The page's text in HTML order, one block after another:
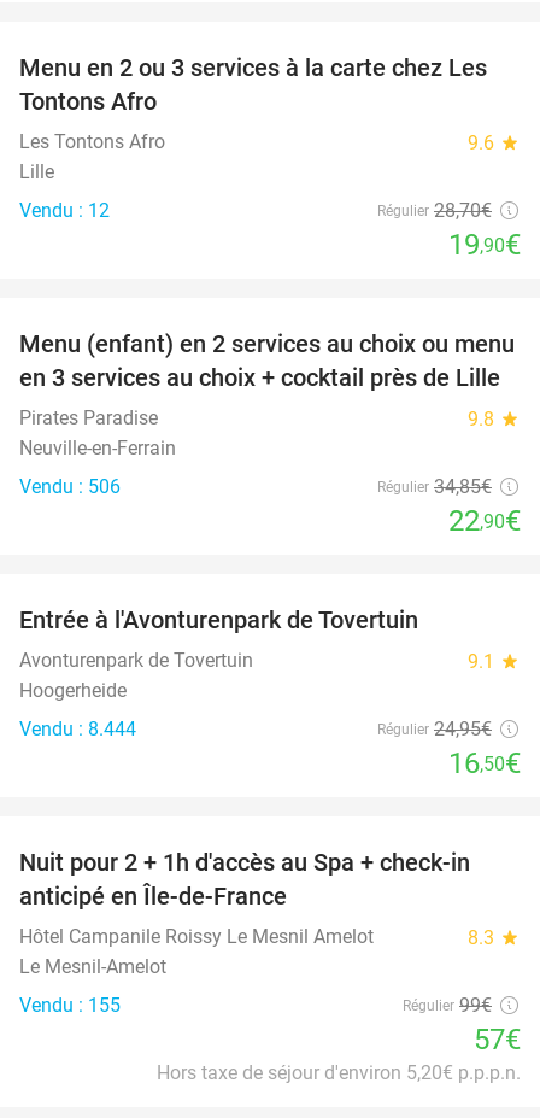
31%
Menu en 2 ou 3 services à la carte chez Les
Tontons Afro
Les Tontons Afro 9.6 star
Lille
Vendu : 12
Régulier 28,70€
19,90€
34%
Menu (enfant) en 2 services au choix ou menu
en 3 services au choix + cocktail près de Lille
Pirates Paradise 9.8 star
Neuville-en-Ferrain
Vendu : 506
Régulier 34,85€
22,90€
Entrée à l'Avonturenpark de Tovertuin
Avonturenpark de Tovertuin 9.1 star
Hoogerheide
Vendu : 8.444
Régulier 24,95€
16,50€
42%
Nuit pour 2 + 1h d'accès au Spa + check-in
anticipé en Île-de-France
Hôtel Campanile Roissy Le Mesnil Amelot 8.3 star
Le Mesnil-Amelot
Vendu : 155
Régulier 99€
57€
Hors taxe de séjour d'environ 5,20€ p.p.p.n.